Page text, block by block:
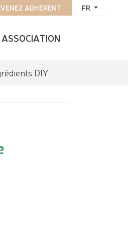
FR
ADHÉRENT
DIY